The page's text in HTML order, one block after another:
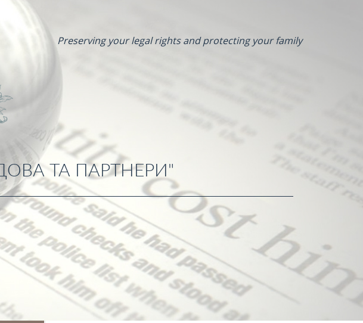
Preserving your legal rights and protecting your family
ТА ПАРТНЕРИ"